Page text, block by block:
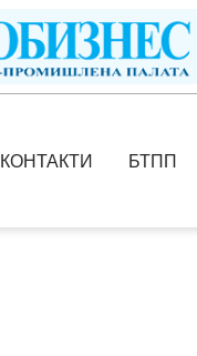
КОНТАКТИ БТПП